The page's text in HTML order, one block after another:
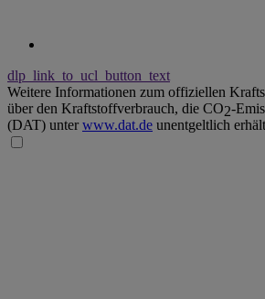
dlp_link_to_ucl_button_text
Weitere Informationen zum offiziellen
über den Kraftstoffverbrauch, die CO2-
(DAT) unterwww.dat.de unentgeltlich